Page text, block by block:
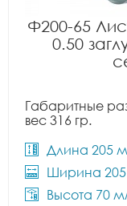
Ф200-65
0.50
Габаритные
вес 316 гр.
Длина 205
Ширина
Высота 70